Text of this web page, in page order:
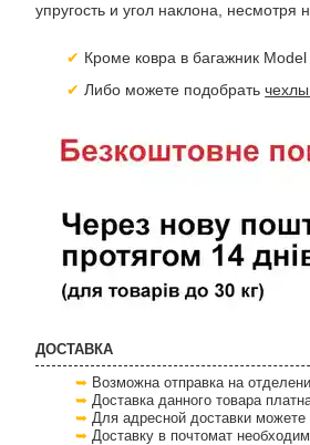
упругость и угол наклона, несмотря
Кроме ковра в багажник
Либо можете подобрать
ДОСТАВКА
Возможна отправка на
Доставка данного товара
Для адресной доставки можете
Доставку в почтомат